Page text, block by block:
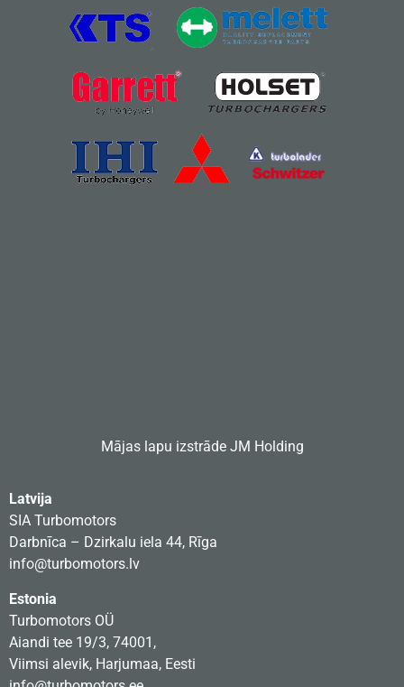
Mājas lapu izstrādeJM Holding
Latvija
SIA Turbomotors
Darbnīca – Dzirkalu iela 44, Rīga
info@turbomotors.lv
Estonia
Turbomotors OÜ
Aiandi tee 19/3, 74001,
Viimsi alevik, Harjumaa, Eesti